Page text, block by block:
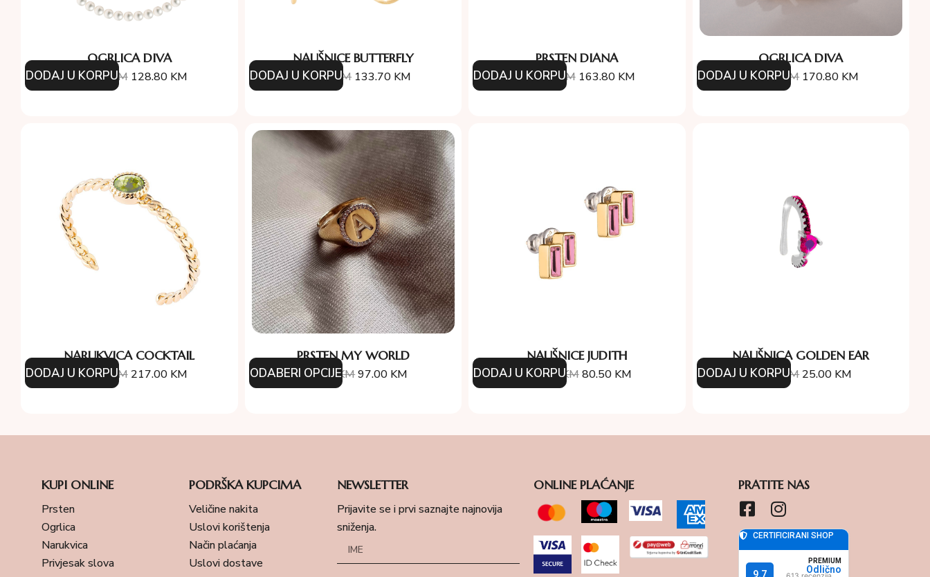
OGRLICA DIVA
184.00KM 128.80 KM
DODAJ U KORPU
NAUŠNICE BUTTERFLY
194.00KM 133.70 KM
DODAJ U KORPU
PRSTEN DIANA
234.00KM 163.80 KM
DODAJ U KORPU
OGRLICA DIVA
244.00KM 170.80 KM
DODAJ U KORPU
NARUKVICA COCKTAIL
310.00KM 217.00 KM
DODAJ U KORPU
PRSTEN MY WORLD
194.00KM97.00 KM
ODABERI OPCIJE
NAUŠNICE JUDITH
115.00KM80.50 KM
DODAJ U KORPU
NAUŠNICA GOLDEN EAR
57.00KM 25.00 KM
DODAJ U KORPU
KUPI ONLINE
Prsten
Ogrlica
Narukvica
Privjesak slova
PODRŠKA KUPCIMA
Veličine nakita
Uslovi korištenja
Način plaćanja
Uslovi dostave
NEWSLETTER
Prijavite se i prvi saznajte najnovija
sniženja.
ONLINE PLAĆANJE PRATITE NAS